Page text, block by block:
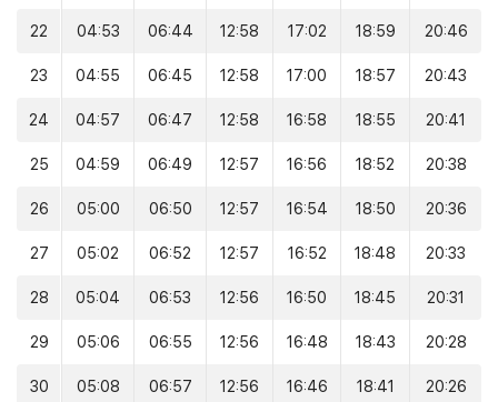
22 04:53 06:44 12:58 17:02 18:59 20:46
23 04:55 06:45 12:58 17:00 18:57 20:43
24 04:57 06:47 12:58 16:58 18:55 20:41
25 04:59 06:49 12:57 16:56 18:52 20:38
26 05:00 06:50 12:57 16:54 18:50 20:36
27 05:02 06:52 12:57 16:52 18:48 20:33
28 05:04 06:53 12:56 16:50 18:45 20:31
29 05:06 06:55 12:56 16:48 18:43 20:28
30 05:08 06:57 12:56 16:46 18:41 20:26